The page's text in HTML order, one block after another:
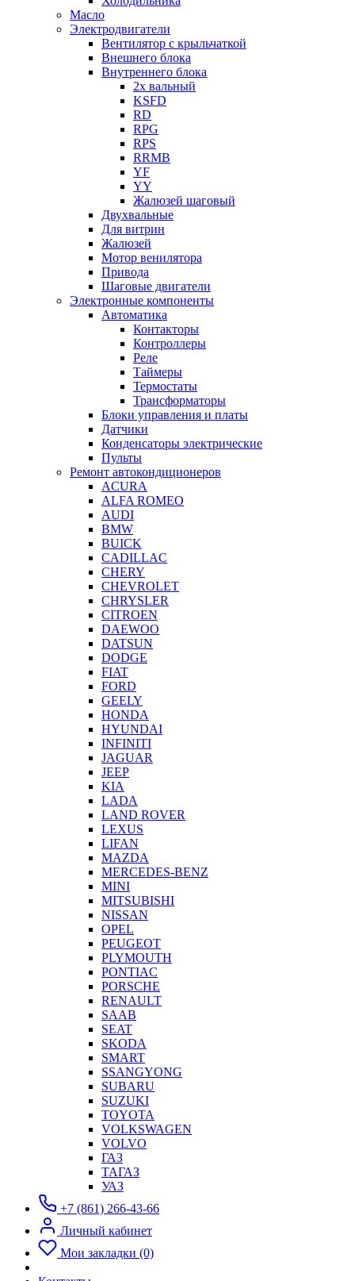
Масло
Электродвигатели
Вентилятор с крыльчаткой
Внешнего блока
Внутреннего блока
2х вальный
KSFD
RD
RPG
RPS
RRMB
YF
YY
Жалюзей шаговый
Двухвальные
Для витрин
Жалюзей
Мотор венилятора
Привода
Шаговые двигатели
Электронные компоненты
Автоматика
Контакторы
Контроллеры
Реле
Таймеры
Термостаты
Трансформаторы
Блоки управления и платы
Датчики
Конденсаторы электрические
Пульты
Ремонт автокондиционеров
ACURA
ALFA ROMEO
AUDI
BMW
BUICK
CADILLAC
CHERY
CHEVROLET
CHRYSLER
CITROEN
DAEWOO
DATSUN
DODGE
FIAT
FORD
GEELY
HONDA
HYUNDAI
INFINITI
JAGUAR
JEEP
KIA
LADA
LAND ROVER
LEXUS
LIFAN
MAZDA
MERCEDES-BENZ
MINI
MITSUBISHI
NISSAN
OPEL
PEUGEOT
PLYMOUTH
PONTIAC
PORSCHE
RENAULT
SAAB
SEAT
SKODA
SMART
SSANGYONG
SUBARU
SUZUKI
TOYOTA
VOLKSWAGEN
VOLVO
ГАЗ
ТАГАЗ
УАЗ
+7 (861) 266-43-66
Личный кабинет
Мои закладки (0)